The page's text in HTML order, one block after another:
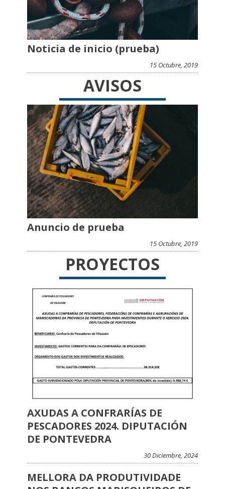
Noticia de inicio (prueba)
15 Octubre, 2019
AVISOS
Anuncio de prueba
15 Octubre, 2019
PROYECTOS
AXUDAS A CONFRARÍAS DE
PESCADORES 2024. DIPUTACIÓN
DE PONTEVEDRA
30 Diciembre, 2024
MELLORA DA PRODUTIVIDADE